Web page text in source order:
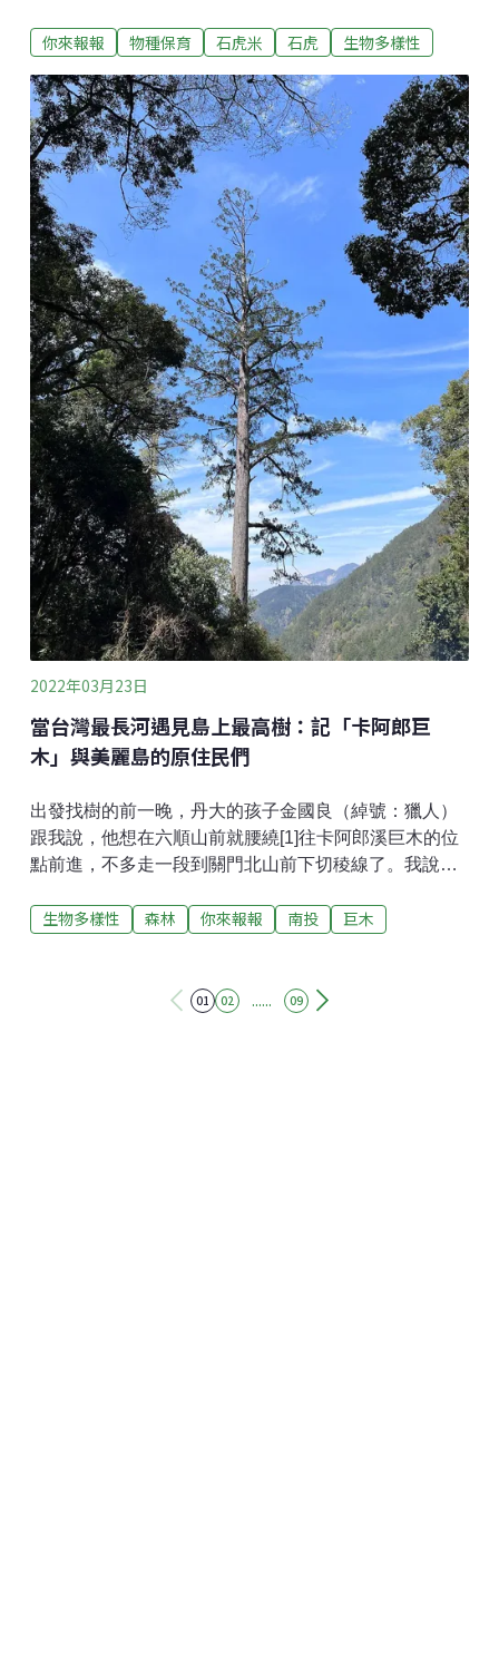
果、文旦、香蕉等經濟作物，每種作物的種植面積都不
已長滿油菜花，待翻土後成為下一期稻作的肥料。這裡
是苗栗縣通霄鎮楓樹里楓樹窩，以前此地長滿楓樹，現
在則以有機米聞名。窩，是客家聚落常用的地名，形容
三面地勢高、一面地勢低類似畚箕的地形，此種淺山丘
陵正符合石虎生長。台灣僅剩的野生貓科動物——石虎
石虎又稱山貓、錢貓、豹貓、瑯嬌貓，體型與家貓相
當，特徵是額前兩條延伸至眼窩的白色線斑和左右耳後
的白色圓點，身上的黑色斑紋與家貓的條狀不同，呈點
狀分布。台灣曾經存在兩種野生貓科動物，一為石虎，
再者就是已經滅絕的台灣雲豹，這也是近年來政府、民
間團體、研究單位積極保育石虎的原因。國
你來報報 物種保育 石虎米 石虎 生物多樣性
2022年03月23日
當台灣最長河遇見島上最高樹：記「卡阿郎巨
木」與美麗島的原住民們
出發找樹的前一晚，丹大的孩子金國良（綽號：獵人）
跟我說，他想在六順山前就腰繞[1]往卡阿郎溪巨木的位
點前進，不多走一段到關門北山前下切稜線了。我說
找台灣杉，小賴也是睡一晚就大改線，我相信原住民朋
這次包含攝影團隊的大隊伍成員多達14人，沒有探勘經
生物多樣性 森林 你來報報 南投 巨木
01 02 ...... 09